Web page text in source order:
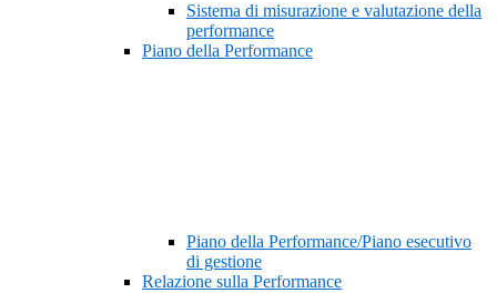
Sistema di misurazione e valutazione della
performance
Piano della Performance
Piano della Performance/Piano esecutivo
di gestione
Relazione sulla Performance